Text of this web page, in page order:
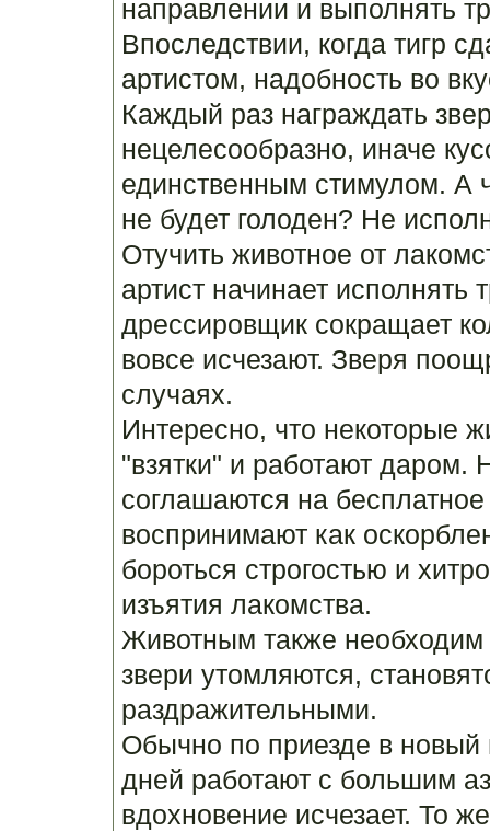
направлении и выполнять
Впоследствии, когда тигр
артистом, надобность во
Каждый раз награждать
нецелесообразно, иначе
единственным стимулом. А
не будет голоден? Не
Отучить животное от
артист начинает
дрессировщик сокращает
вовсе исчезают. Зверя
случаях.
Интересно, что некоторые
"взятки" и работают даром.
соглашаются на
воспринимают как
бороться строгостью и
изъятия лакомства.
Животным также необходим
звери утомляются,
раздражительными.
Обычно по приезде в новый
дней работают с большим
вдохновение исчезает. То